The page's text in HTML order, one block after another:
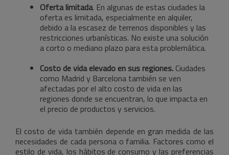
Oferta limitada. En algunas de estas ciudades la
oferta es limitada, especialmente en alquiler,
debido a la escasez de terrenos disponibles y las
restricciones urbanísticas. No existe una solución
a corto o mediano plazo para esta problemática.
Costo de vida elevado en sus regiones. Ciudades
como Madrid y Barcelona también se ven
afectadas por el alto costo de vida en las
regiones donde se encuentran, lo que impacta en
el precio de productos y servicios.
El costo de vida también depende en gran medida de las
necesidades de cada persona o familia. Factores como el
estilo de vida, los hábitos de consumo y las preferencias